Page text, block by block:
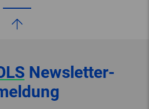
Newsletter-